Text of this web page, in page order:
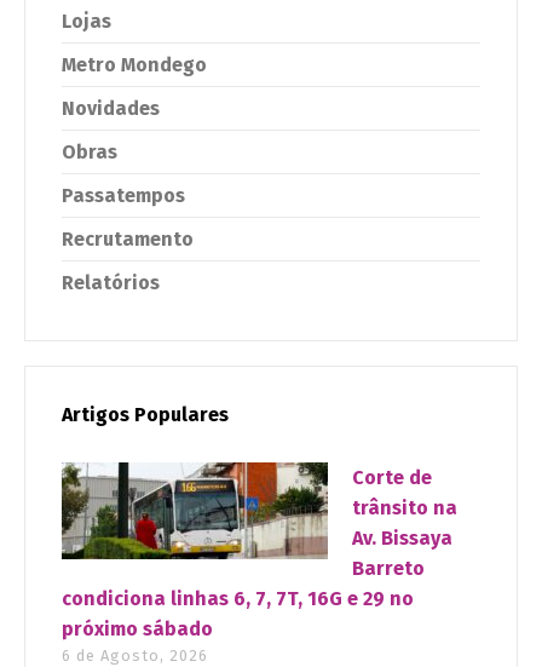
Lojas
Metro Mondego
Novidades
Obras
Passatempos
Recrutamento
Relatórios
Artigos Populares
Corte de
trânsito na
Av. Bissaya
Barreto
condiciona linhas 6, 7, 7T, 16G e 29 no
próximo sábado
6 de Agosto, 2026